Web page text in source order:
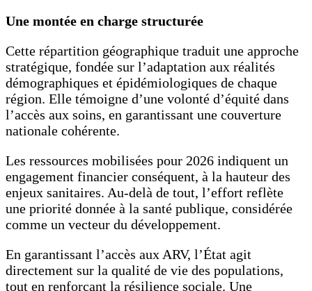
Une montée en charge structurée
Cette répartition géographique traduit une approche
stratégique, fondée sur l’adaptation aux réalités
démographiques et épidémiologiques de chaque
région. Elle témoigne d’une volonté d’équité dans
l’accès aux soins, en garantissant une couverture
nationale cohérente.
Les ressources mobilisées pour 2026 indiquent un
engagement financier conséquent, à la hauteur des
enjeux sanitaires. Au-delà de tout, l’effort reflète
une priorité donnée à la santé publique, considérée
comme un vecteur du développement.
En garantissant l’accès aux ARV, l’État agit
directement sur la qualité de vie des populations,
tout en renforçant la résilience sociale. Une